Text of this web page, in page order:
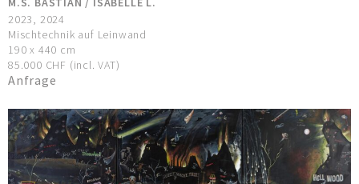
2023, 2024
Mischtechnik auf Leinwand
190 x 440 cm
85.000 CHF (incl. VAT)
Anfrage